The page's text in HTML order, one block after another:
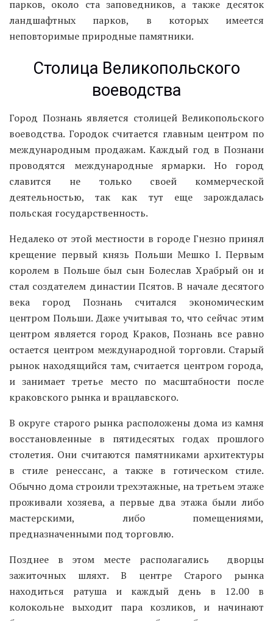
парков, около ста заповедников, а также десяток
ландшафтных парков, в которых имеется
неповторимые природные памятники.
Столица Великопольского
воеводства
Город Познань является столицей Великопольского
воеводства. Городок считается главным центром по
международным продажам. Каждый год в Познани
проводятся международные ярмарки. Но город
славится не только своей коммерческой
деятельностью, так как тут еще зарождалась
польская государственность.
Недалеко от этой местности в городе Гнезно принял
крещение первый князь Польши Мешко I. Первым
королем в Польше был сын Болеслав Храбрый он и
стал создателем династии Псятов. В начале десятого
века город Познань считался экономическим
центром Польши. Даже учитывая то, что сейчас этим
центром является город Краков, Познань все равно
остается центром международной торговли. Старый
рынок находящийся там, считается центром города,
и занимает третье место по масштабности после
краковского рынка и врацлавского.
В округе старого рынка расположены дома из камня
восстановленные в пятидесятых годах прошлого
столетия. Они считаются памятниками архитектуры
в стиле ренессанс, а также в готическом стиле.
Обычно дома строили трехэтажные, на третьем этаже
проживали хозяева, а первые два этажа были либо
мастерскими, либо помещениями,
предназначенными под торговлю.
Позднее в этом месте располагались дворцы
зажиточных шляхт. В центре Старого рынка
находиться ратуша и каждый день в 12.00 в
колокольне выходит пара козликов, и начинают